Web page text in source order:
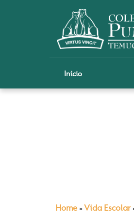
Inicio
Home » Vida Escolar